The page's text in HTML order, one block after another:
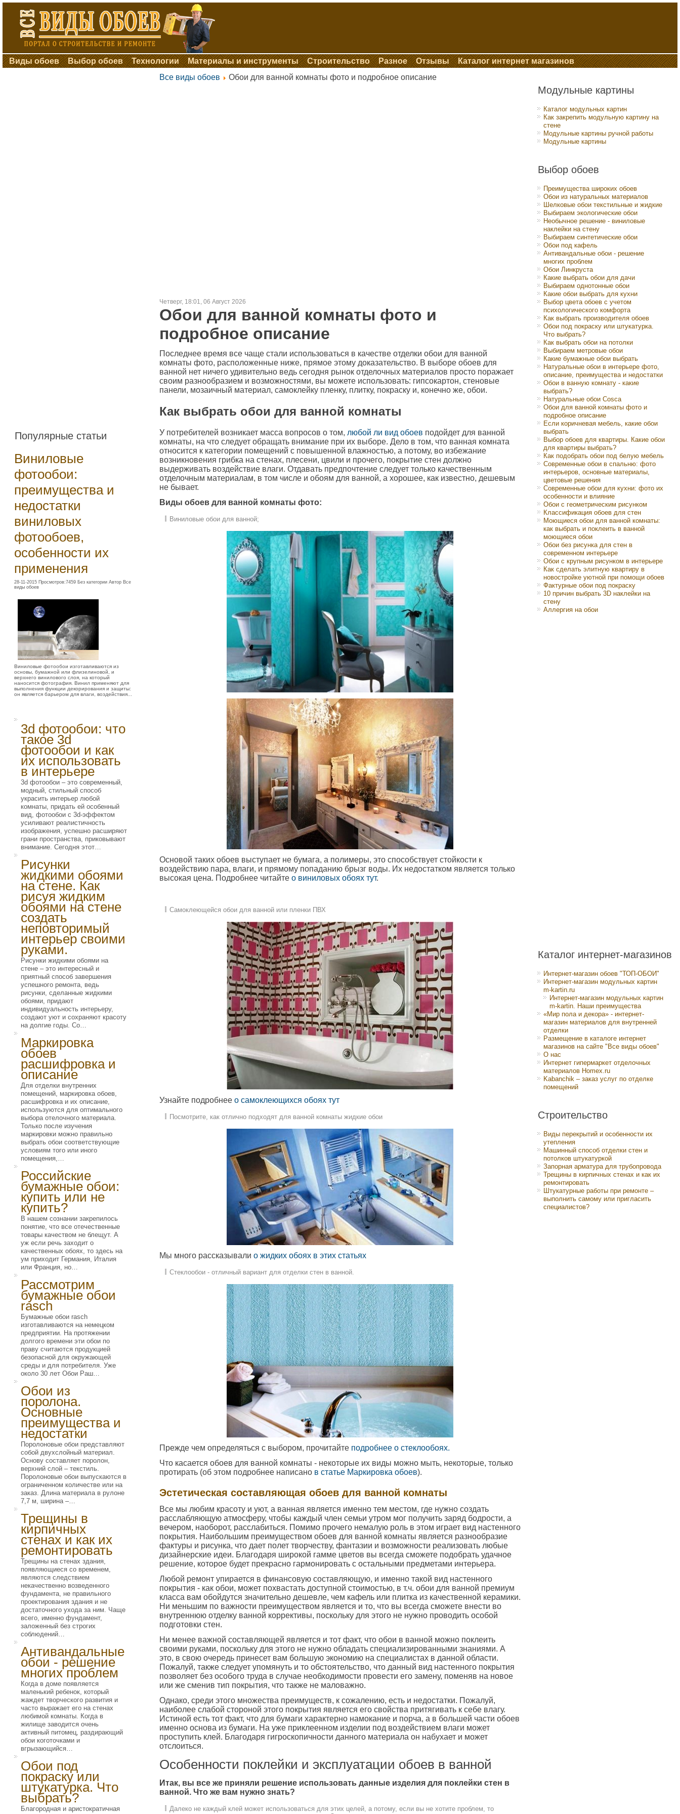
Виды обоев Выбор обоев Технологии Материалы и инструменты Строительство Разное Отзывы Каталог интернет магазинов
Популярные статьи
Виниловые
фотообои:
преимущества и
недостатки
виниловых
фотообоев,
особенности их
применения
28-11-2015 Просмотров:7459 Без категории Автор Все
виды обоев
Виниловые фотообои изготавливаются из
основы, бумажной или флизелиновой, и
верхнего винилового слоя, на который
наносится фотография. Винил применяют для
выполнения функции декорирования и защиты:
он является барьером для влаги, воздействия...
3d фотообои: что
такое 3d
фотообои и как
их использовать
в интерьере
3d фотообои – это современный,
модный, стильный способ
украсить интерьер любой
комнаты, придать ей особенный
вид, фотообои с 3d-эффектом
усиливают реалистичность
изображения, успешно расширяют
грани пространства, приковывают
внимание. Сегодня этот…
Рисунки
жидкими обоями
на стене. Как
рисуя жидким
обоями на стене
создать
неповторимый
интерьер своими
руками.
Рисунки жидкими обоями на
стене – это интересный и
приятный способ завершения
успешного ремонта, ведь
рисунки, сделанные жидкими
обоями, придают
индивидуальность интерьеру,
создают уют и сохраняют красоту
на долгие годы. Со…
Маркировка
обоев
расшифровка и
описание
Для отделки внутренних
помещений, маркировка обоев,
расшифровка и их описание,
используются для оптимального
выбора отелочного материала.
Только после изучения
маркировки можно правильно
выбрать обои соответствующие
условиям того или иного
помещения,…
Российские
бумажные обои:
купить или не
купить?
В нашем сознании закрепилось
понятие, что все отечественные
товары качеством не блещут. А
уж если речь заходит о
качественных обоях, то здесь на
ум приходит Германия, Италия
или Франция, но…
Рассмотрим
бумажные обои
rasch
Бумажные обои rasch
изготавливаются на немецком
предприятии. На протяжении
долгого времени эти обои по
праву считаются продукцией
безопасной для окружающей
среды и для потребителя. Уже
около 30 лет Обои Раш…
Обои из
поролона.
Основные
преимущества и
недостатки
Поролоновые обои представляют
собой двухслойный материал.
Основу составляет поролон,
верхний слой – текстиль.
Поролоновые обои выпускаются в
ограниченном количестве или на
заказ. Длина материала в рулоне
7,7 м, ширина –…
Трещины в
кирпичных
стенах и как их
ремонтировать
Трещины на стенах здания,
появляющиеся со временем,
являются следствием
некачественно возведенного
фундамента, не правильного
проектирования здания и не
достаточного ухода за ним. Чаще
всего, именно фундамент,
заложенный без строгих
соблюдений…
Антивандальные
обои - решение
многих проблем
Когда в доме появляется
маленький ребенок, который
жаждет творческого развития и
часто выражает его на стенах
любимой комнаты. Когда в
жилище заводится очень
активный питомец, раздирающий
обои коготочками и
вгрызающийся…
Обои под
покраску или
штукатурка. Что
выбрать?
Благородная и аристократичная
Все виды обоев Обои для ванной комнаты фото и подробное описание
Четверг, 18:01, 06 Август 2026
Обои для ванной комнаты фото и
подробное описание
Последнее время все чаще стали использоваться в качестве отделки обои для ванной
комнаты фото, расположенные ниже, прямое этому доказательство. В выборе обоев для
ванной нет ничего удивительно ведь сегодня рынок отделочных материалов просто поражает
своим разнообразием и возможностями, вы можете использовать: гипсокартон, стеновые
панели, мозаичный материал, самоклейку пленку, плитку, покраску и, конечно же, обои.
Как выбрать обои для ванной комнаты
У потребителей возникает масса вопросов о том, любой ли вид обоев подойдет для ванной
комнаты, на что следует обращать внимание при их выборе. Дело в том, что ванная комната
относится к категории помещений с повышенной влажностью, а потому, во избежание
возникновения грибка на стенах, плесени, цвили и прочего, покрытие стен должно
выдерживать воздействие влаги. Отдавать предпочтение следует только качественным
отделочным материалам, в том числе и обоям для ванной, а хорошее, как известно, дешевым
не бывает.
Виды обоев для ванной комнаты фото:
Виниловые обои для ванной;
Основой таких обоев выступает не бумага, а полимеры, это способствует стойкости к
воздействию пара, влаги, и прямому попаданию брызг воды. Их недостатком является только
высокая цена. Подробнее читайте о виниловых обоях тут.
Самоклеющейся обои для ванной или пленки ПВХ
Узнайте подробнее о самоклеющихся обоях тут
Посмотрите, как отлично подходят для ванной комнаты жидкие обои
Мы много рассказывали о жидких обоях в этих статьях
Стеклообои - отличный вариант для отделки стен в ванной.
Прежде чем определяться с выбором, прочитайте подробнее о стеклообоях.
Что касается обоев для ванной комнаты - некоторые их виды можно мыть, некоторые, только
протирать (об этом подробнее написано в статье Маркировка обоев).
Эстетическая составляющая обоев для ванной комнаты
Все мы любим красоту и уют, а ванная является именно тем местом, где нужно создать
расслабляющую атмосферу, чтобы каждый член семьи утром мог получить заряд бодрости, а
вечером, наоборот, расслабиться. Помимо прочего немалую роль в этом играет вид настенного
покрытия. Наибольшим преимуществом обоев для ванной комнаты является разнообразие
фактуры и рисунка, что дает полет творчеству, фантазии и возможности реализовать любые
дизайнерские идеи. Благодаря широкой гамме цветов вы всегда сможете подобрать удачное
решение, которое будет прекрасно гармонировать с остальными предметами интерьера.
Любой ремонт упирается в финансовую составляющую, и именно такой вид настенного
покрытия - как обои, может похвастать доступной стоимостью, в т.ч. обои для ванной премиум
класса вам обойдутся значительно дешевле, чем кафель или плитка из качественной керамики.
Ни меньшим по важности преимуществом является и то, что вы всегда сможете внести во
внутреннюю отделку ванной коррективы, поскольку для этого не нужно проводить особой
подготовки стен.
Ни менее важной составляющей является и тот факт, что обои в ванной можно поклеить
своими руками, поскольку для этого не нужно обладать специализированными знаниями. А
это, в свою очередь принесет вам большую экономию на специалистах в данной области.
Пожалуй, также следует упомянуть и то обстоятельство, что данный вид настенного покрытия
позволяет без особого труда в случае необходимости провести его замену, поменяв на новое
или же сменив тип покрытия, что также не маловажно.
Однако, среди этого множества преимуществ, к сожалению, есть и недостатки. Пожалуй,
наиболее слабой стороной этого покрытия является его свойства притягивать к себе влагу.
Истиной есть тот факт, что для бумаги характерно намокание и порча, а в большей части обоев
именно основа из бумаги. На уже приклеенном изделии под воздействием влаги может
проступить клей. Благодаря гигроскопичности данного материала он набухает и может
отслоиться.
Особенности поклейки и эксплуатации обоев в ванной
Итак, вы все же приняли решение использовать данные изделия для поклейки стен в
ванной. Что же вам нужно знать?
Далеко не каждый клей может использоваться для этих целей, а потому, если вы не хотите проблем, то
Модульные картины
Каталог модульных картин
Как закрепить модульную картину на
стене
Модульные картины ручной работы
Модульные картины
Выбор обоев
Преимущества широких обоев
Обои из натуральных материалов
Шелковые обои текстильные и жидкие
Выбираем экологические обои
Необычное решение - виниловые
наклейки на стену
Выбираем синтетические обои
Обои под кафель
Антивандальные обои - решение
многих проблем
Обои Линкруста
Какие выбрать обои для дачи
Выбираем однотонные обои
Какие обои выбрать для кухни
Выбор цвета обоев с учетом
психологического комфорта
Как выбрать производителя обоев
Обои под покраску или штукатурка.
Что выбрать?
Как выбрать обои на потолки
Выбираем метровые обои
Какие бумажные обои выбрать
Натуральные обои в интерьере фото,
описание, преимущества и недостатки
Обои в ванную комнату - какие
выбрать?
Натуральные обои Cosca
Обои для ванной комнаты фото и
подробное описание
Если коричневая мебель, какие обои
выбрать
Выбор обоев для квартиры. Какие обои
для квартиры выбрать?
Как подобрать обои под белую мебель
Современные обои в спальню: фото
интерьеров, основные материалы,
цветовые решения
Современные обои для кухни: фото их
особенности и влияние
Обои с геометрическим рисунком
Классификация обоев для стен
Моющиеся обои для ванной комнаты:
как выбрать и поклеить в ванной
моющиеся обои
Обои без рисунка для стен в
современном интерьере
Обои с крупным рисунком в интерьере
Как сделать элитную квартиру в
новостройке уютной при помощи обоев
Фактурные обои под покраску
10 причин выбрать 3D наклейки на
стену
Аллергия на обои
Каталог интернет-магазинов
Интернет-магазин обоев "ТОП-ОБОИ"
Интернет-магазин модульных картин
m-kartin.ru
Интернет-магазин модульных картин
m-kartin. Наши преимущества
«Мир пола и декора» - интернет-
магазин материалов для внутренней
отделки
Размещение в каталоге интернет
магазинов на сайте "Все виды обоев"
О нас
Интернет гипермаркет отделочных
материалов Homex.ru
Kabanchik – заказ услуг по отделке
помещений
Строительство
Виды перекрытий и особенности их
утепления
Машинный способ отделки стен и
потолков штукатуркой
Запорная арматура для трубопровода
Трещины в кирпичных стенах и как их
ремонтировать
Штукатурные работы при ремонте –
выполнить самому или пригласить
специалистов?